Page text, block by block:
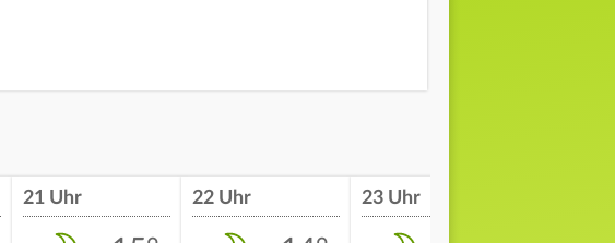
21 Uhr 22 Uhr 23 Uhr